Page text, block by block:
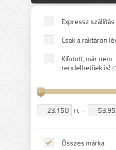
Expressz szállítás
Csak a raktáron
Kifutott, már nem
rendelhetőek is!
Ft -
Összes márka